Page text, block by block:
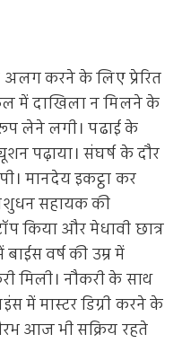
करने के लिए प्रेरित
में दाखिला न मिलने के
लेने लगी। पढाई के
पढ़ाया। संघर्ष के दौर
मानदेय इकट्ठा कर
सहायक की
किया और मेधावी छात्र
वर्ष की उम्र में
मिली। नौकरी के साथ
में मास्टर डिग्री करने के
आज भी सक्रिय रहते